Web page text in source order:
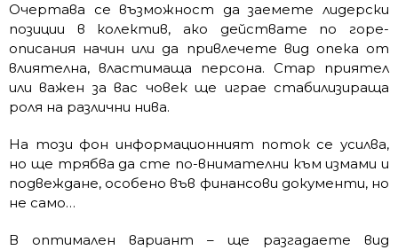
Очертава се възможност да заемете лидерски
позиции в колектив, ако действате по горе-
описания начин или да привлечете вид опека от
влиятелна, властимаща персона. Стар приятел
или важен за вас човек ще играе стабилизираща
роля на различни нива.
На този фон информационният поток се усилва,
но ще трябва да сте по-внимателни към измами и
подвеждане, особено във финансови документи, но
не само…
В оптимален вариант – ще разгадаете вид